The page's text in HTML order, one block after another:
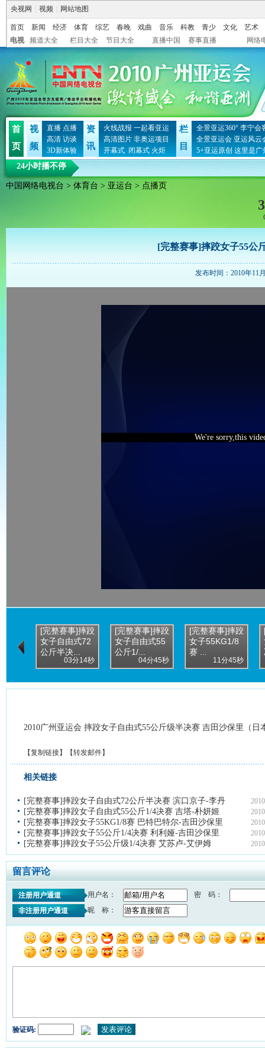
央视网 视频 网站地图
首页 新闻 经济 体育 综艺 春晚 戏曲 音乐 科教 青少 文化
艺术
电视
频道大全 栏目大全 节目大全 直播中国 赛事直播 网络
首
页
视
频
直播 点播
高清 访谈
3D新体验
资
讯
火线战报 一起看亚运
高清图片 非奥运项目
开幕式 闭幕式 火炬
栏
目
全景亚运360° 李宁会
全景亚运会 亚运风云
5+亚运原创 这里是广
24小时播不停
中国网络电视台 > 体育台 > 亚运台 > 点播页
[完整赛事]摔跤女子55公
发布时间：2010年11
We're sorry,this
[完整赛事]摔跤
女子自由式72
公斤半决...
03分14秒
[完整赛事]摔跤
女子自由式55
公斤1/...
04分45秒
[完整赛事]摔跤
女子55KG1/8
赛 ...
11分45秒
2010广州亚运会 摔跤女子自由式55公斤级半决赛 吉田沙保里（日
【复制链接】【转发邮件】
相关链接
[完整赛事]摔跤女子自由式72公斤半决赛 滨口京子-李丹
[完整赛事]摔跤女子自由式55公斤1/4决赛 吉塔-朴妍姬
[完整赛事]摔跤女子55KG1/8赛 巴特巴特尔-吉田沙保里
[完整赛事]摔跤女子55公斤1/4决赛 利利娅-吉田沙保里
[完整赛事]摔跤女子55公斤级1/4决赛 艾苏卢-艾伊姆
留言评论
注册用户通道 用户名：
密 码：
非注册用户通道
昵 称：
验证码: